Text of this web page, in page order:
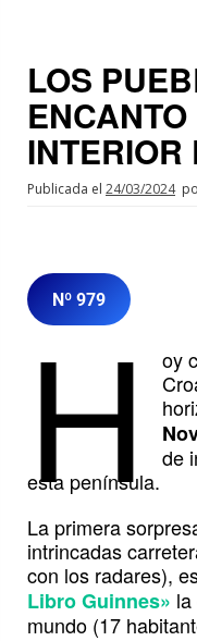
LOS
INTERIOR
Publicada el 24/03/2024
Nº 979
H oy
de
esta península.
La primera
intrincadas
con los radares),
Libro Guinnes»
mundo (17